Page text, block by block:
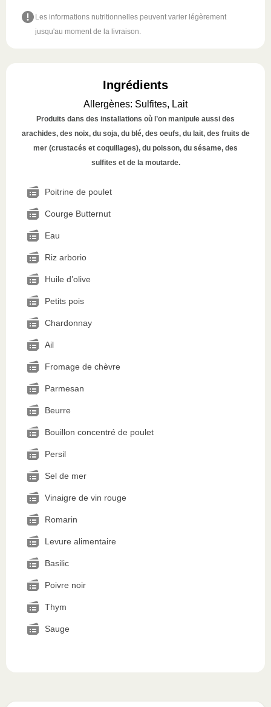
Les informations nutritionnelles peuvent varier légèrement
jusqu'au moment de la livraison.
Ingrédients
Allergènes: Sulfites, Lait
Produits dans des installations où l’on manipule aussi des
arachides, des noix, du soja, du blé, des oeufs, du lait, des fruits de
mer (crustacés et coquillages), du poisson, du sésame, des
sulfites et de la moutarde.
Poitrine de poulet
Courge Butternut
Eau
Riz arborio
Huile d’olive
Petits pois
Chardonnay
Ail
Fromage de chèvre
Parmesan
Beurre
Bouillon concentré de poulet
Persil
Sel de mer
Vinaigre de vin rouge
Romarin
Levure alimentaire
Basilic
Poivre noir
Thym
Sauge